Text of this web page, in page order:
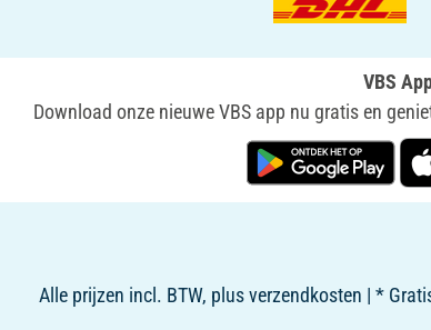
VBS
Download onze nieuwe VBS app nu gratis en
Alle prijzen incl. BTW, plus verzendkosten | *